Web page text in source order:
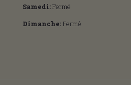
Samedi:Fermé
Dimanche:Fermé